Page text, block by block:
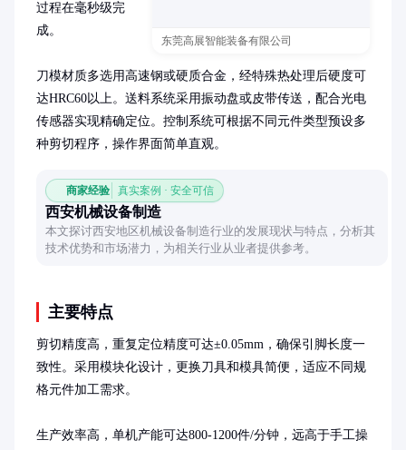
东莞高展智能装备有限公司
过程在毫秒级完
成。
刀模材质多选用高速钢或硬质合金，经特殊热处理后硬度可
达HRC60以上。送料系统采用振动盘或皮带传送，配合光电
传感器实现精确定位。控制系统可根据不同元件类型预设多
种剪切程序，操作界面简单直观。
商家经验 真实案例 · 安全可信
西安机械设备制造
本文探讨西安地区机械设备制造行业的发展现状与特点，分析其
技术优势和市场潜力，为相关行业从业者提供参考。
主要特点
剪切精度高，重复定位精度可达±0.05mm，确保引脚长度一
致性。采用模块化设计，更换刀具和模具简便，适应不同规
格元件加工需求。
生产效率高，单机产能可达800-1200件/分钟，远高于手工操